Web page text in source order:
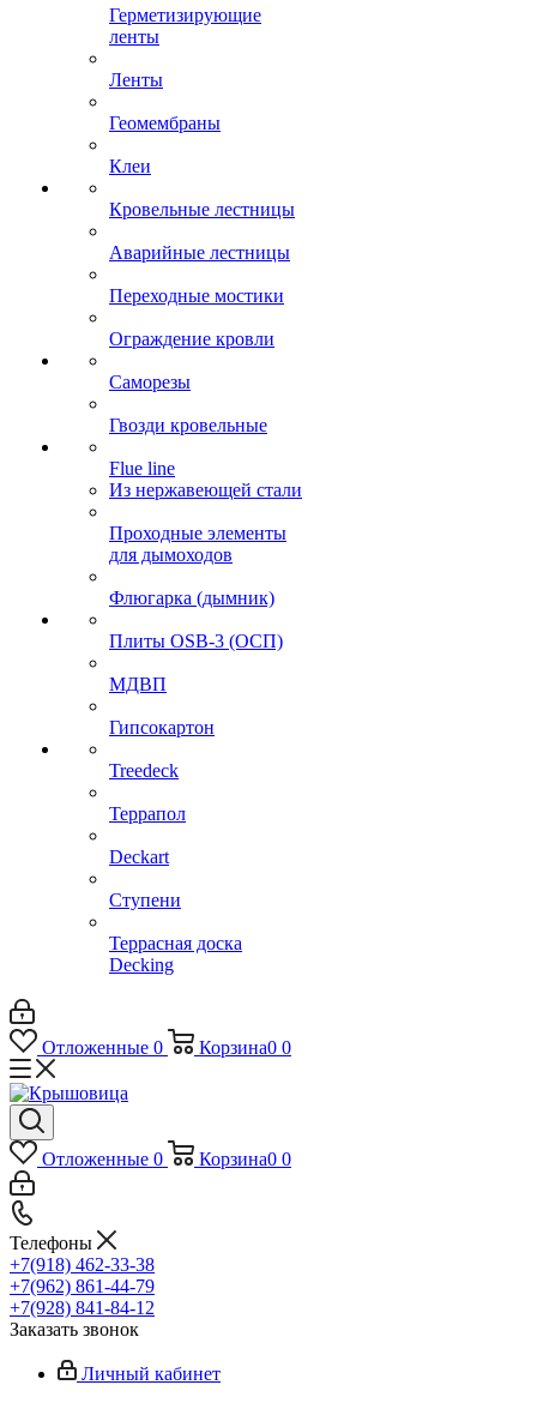
Герметизирующие
ленты
Ленты
Геомембраны
Клеи
Кровельные лестницы
Аварийные лестницы
Переходные мостики
Ограждение кровли
Саморезы
Гвозди кровельные
Flue line
Из нержавеющей стали
Проходные элементы
для дымоходов
Флюгарка (дымник)
Плиты OSB-3 (ОСП)
МДВП
Гипсокартон
Treedeck
Террапол
Deckart
Ступени
Террасная доска
Decking
Отложенные 0 Корзина0 0
Отложенные 0 Корзина0 0
Телефоны
+7(918) 462-33-38
+7(962) 861-44-79
+7(928) 841-84-12
Заказать звонок
Личный кабинет